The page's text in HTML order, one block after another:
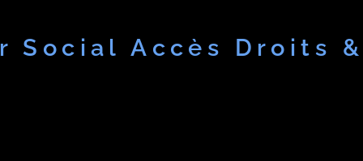
Social Accès Droits